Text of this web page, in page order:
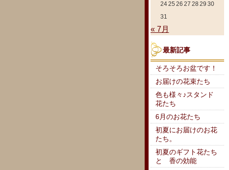
2425 26 27 28 29 30
31
« 7月
最新記事
そろそろお盆です！
お届けの花束たち
色も様々♪スタンド
花たち
6月のお花たち
初夏にお届けのお花
たち。
初夏のギフト花たち
と 香の効能